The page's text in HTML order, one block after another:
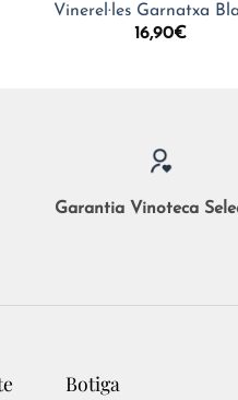
Vinerel·les Garnatxa
16,90€
Garantia Vinoteca
Botiga